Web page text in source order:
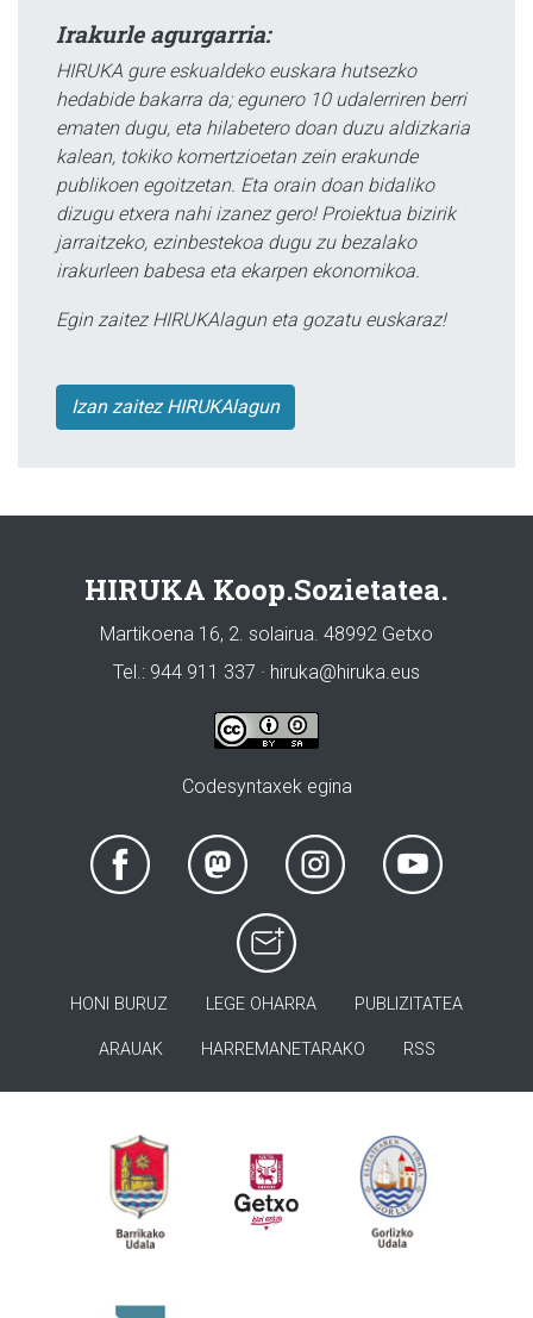
Irakurle agurgarria:
HIRUKA gure eskualdeko euskara hutsezko
hedabide bakarra da; egunero 10 udalerriren berri
ematen dugu, eta hilabetero doan duzu aldizkaria
kalean, tokiko komertzioetan zein erakunde
publikoen egoitzetan. Eta orain doan bidaliko
dizugu etxera nahi izanez gero! Proiektua bizirik
jarraitzeko, ezinbestekoa dugu zu bezalako
irakurleen babesa eta ekarpen ekonomikoa.
Egin zaitez HIRUKAlagun eta gozatu euskaraz!
Izan zaitez HIRUKAlagun
HIRUKA Koop.Sozietatea.
Martikoena 16, 2. solairua. 48992 Getxo
Tel.: 944 911 337 · hiruka@hiruka.eus
Codesyntaxek egina
HONI BURUZ LEGE OHARRA PUBLIZITATEA
ARAUAK HARREMANETARAKO RSS